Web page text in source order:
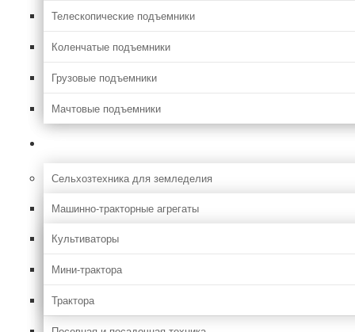
Телескопические подъемники
Коленчатые подъемники
Грузовые подъемники
Мачтовые подъемники
Сельхозтехника для земледелия
Машинно-тракторные агрегаты
Культиваторы
Мини-трактора
Трактора